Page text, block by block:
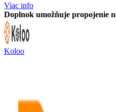
Viac info
Doplnok umožňuje propojenie
Koloo